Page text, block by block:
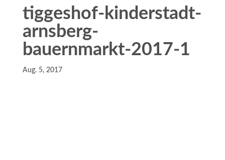
tiggeshof-kinderstadt-
arnsberg-
bauernmarkt-2017-1
Aug. 5, 2017